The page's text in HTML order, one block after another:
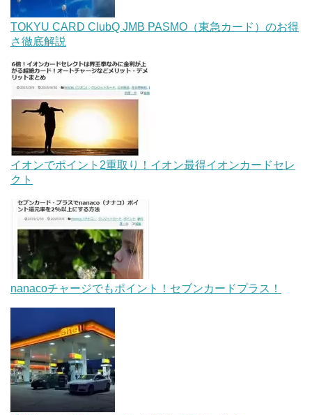
TOKYU CARD ClubQ JMB PASMO（東急カード）のお得
さ徹底解説
イオンでポイント2重取り！イオン最得イオンカードセレ
クト
nanacoチャージでもポイント！セブンカードプラス！